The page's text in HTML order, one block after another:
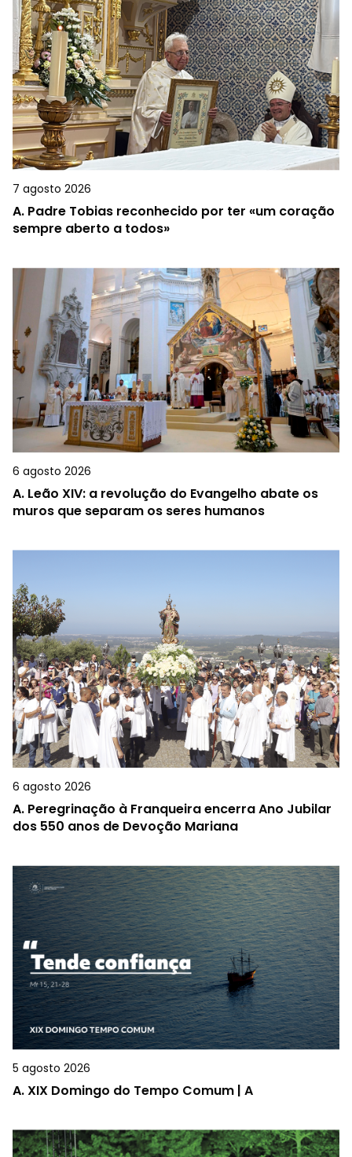
7 agosto 2026
A. Padre Tobias reconhecido por ter «um coração
sempre aberto a todos»
6 agosto 2026
A. Leão XIV: a revolução do Evangelho abate os
muros que separam os seres humanos
6 agosto 2026
A. Peregrinação à Franqueira encerra Ano Jubilar
dos 550 anos de Devoção Mariana
5 agosto 2026
A.XIX Domingo do Tempo Comum | A